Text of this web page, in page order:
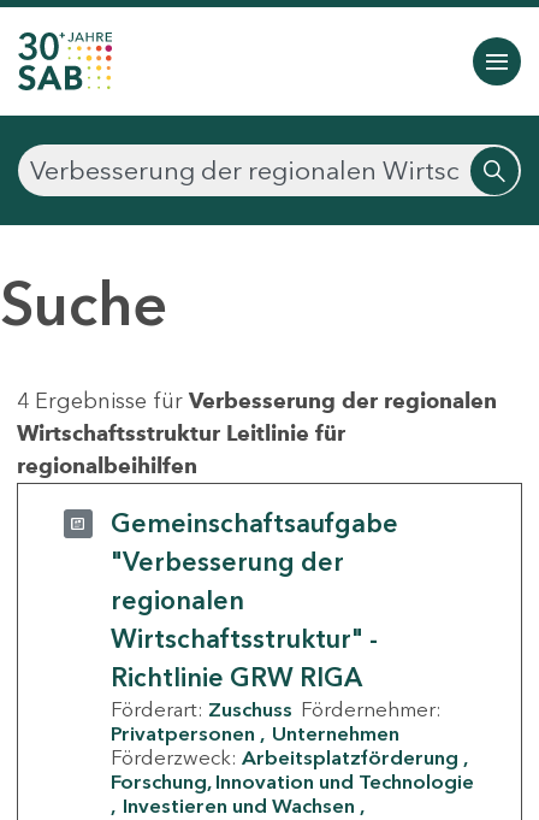
Suche
4 Ergebnisse für Verbesserung der regionalen
Wirtschaftsstruktur Leitlinie für
regionalbeihilfen
Gemeinschaftsaufgabe
"Verbesserung der
regionalen
Wirtschaftsstruktur" -
Richtlinie GRW RIGA
Förderart: Zuschuss Fördernehmer:
Privatpersonen
Unternehmen
Förderzweck: Arbeitsplatzförderung
Forschung, Innovation und Technologie
Investieren und Wachsen